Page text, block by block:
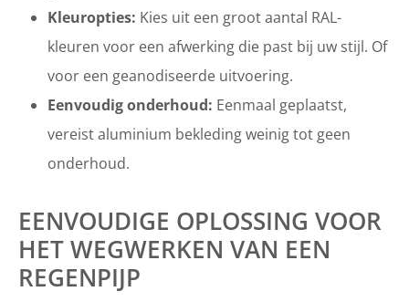
Kleuropties: Kies uit een groot aantal RAL-
kleuren voor een afwerking die past bij uw stijl. Of
voor een geanodiseerde uitvoering.
Eenvoudig onderhoud: Eenmaal geplaatst,
vereist aluminium bekleding weinig tot geen
onderhoud.
EENVOUDIGE OPLOSSING VOOR
HET WEGWERKEN VAN EEN
REGENPIJP